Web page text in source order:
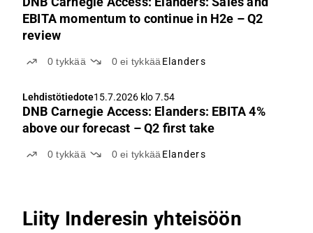
EBITA momentum to continue in H2e – Q2
review
0tykkää 0ei tykkää Elanders
Lehdistötiedote15.7.2026 klo 7.54
DNB Carnegie Access: Elanders: EBITA 4%
above our forecast – Q2 first take
0tykkää 0ei tykkää Elanders
Liity Inderesin yhteisöön